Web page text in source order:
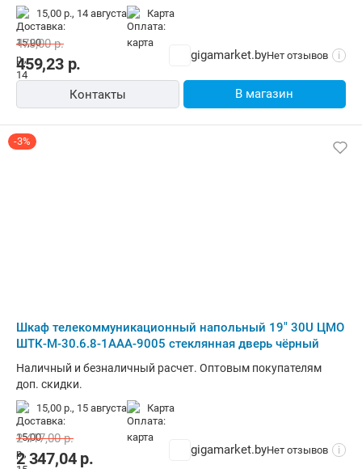
15,00 р., 14 августа карта
459,23р.
473,00р.
gigamarket.byНет отзывов i
Контакты В магазин
-3%
Шкаф телекоммуникационный напольный 19" 30U ЦМО
ШТК-М-30.6.8-1ААА-9005 стеклянная дверь чёрный
Наличный и безналичный расчет. Оптовым покупателям
доп. скидки.
15,00 р., 15 августа карта
2 347,04р.
2 417,00р.
gigamarket.byНет отзывов i